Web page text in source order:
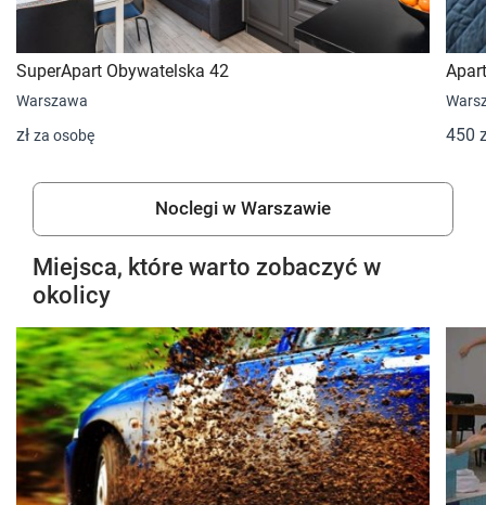
SuperApart Obywatelska 42
Warszawa
zł za osobę 450
Noclegi w Warszawie
Miejsca, które warto zobaczyć w
okolicy